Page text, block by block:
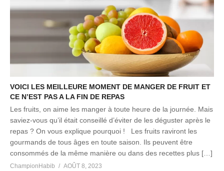
VOICI LES MEILLEURE MOMENT DE MANGER DE FRUIT ET
CE N’EST PAS A LA FIN DE REPAS
Les fruits, on aime les manger à toute heure de la journée. Mais
saviez-vous qu’il était conseillé d’éviter de les déguster après le
repas ? On vous explique pourquoi ! Les fruits raviront les
gourmands de tous âges en toute saison. Ils peuvent être
consommés de la même manière ou dans des recettes plus […]
ChampionHabib
AOÛT 8, 2023